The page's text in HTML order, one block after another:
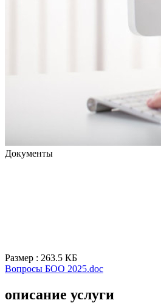
Документы
Размер : 263.5 КБ
Вопросы БОО 2025.doc
описание услуги